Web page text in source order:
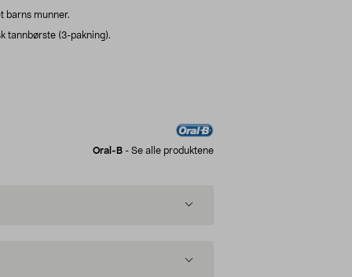
barns munner.
tannbørste (3-pakning).
Oral-B - Se alle produktene